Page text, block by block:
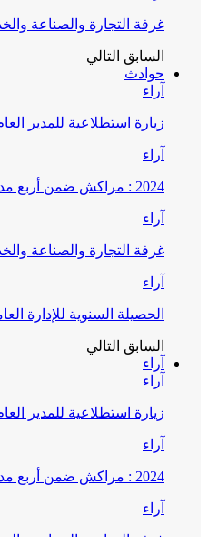
غرفة التجارة والصناعة
السابق التالي
حوادث
آراء
زيارة استطلاعية للمدير
آراء
2024 : مراكش ضمن أربع مدن بالممكلة سجلت مامجموعه 656 قضية تتعلق بغسيل الأموال
آراء
غرفة التجارة والصناعة
آراء
الحصيلة السنوية للإدارة
السابق التالي
آراء
آراء
زيارة استطلاعية للمدير
آراء
2024 : مراكش ضمن أربع مدن بالممكلة سجلت مامجموعه 656 قضية تتعلق بغسيل الأموال
آراء